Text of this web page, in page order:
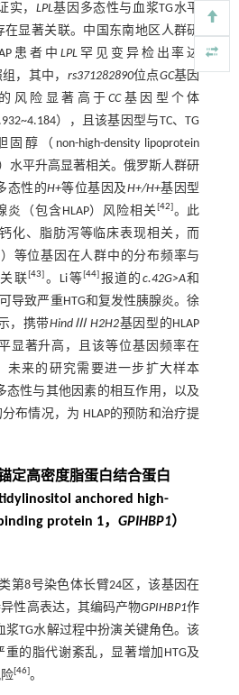
实， LPL基因多态性与血浆TG水平
在显著关联。中国东南地区人群研
患者中 LPL罕见变异检出率达
，其中， rs371282890位点GC基因
风险显著高于CC基因型个体
），且该基因型与TC、TG
醇（non-high-density lipoprotein
）水平升高显著相关。俄罗斯人群研
态性的H+等位基因及H+/H+基因型
（包含HLAP）风险相关 [42]。此
化、脂肪泻等临床表现相关，而
）等位基因在人群中的分布频率与
联[43] 。Li等[44] 报道的 c.42G>A和
导致严重HTG和复发性胰腺炎。徐
，携带HindⅢ H2H2基因型的HLAP
显著升高，且该等位基因频率在
未来的研究需要进一步扩大样本
态性与其他因素的相互作用，以及
布情况，为 HLAP的预防和治疗提
定高密度脂蛋白结合蛋白
anchored high-
protein 1， GPIHBP1）
第8号染色体长臂24区，该基因在
性高表达，其编码产物GPIHBP1作
浆TG水解过程中扮演关键角色。该
的脂代谢紊乱，显著增加HTG及
[46]。